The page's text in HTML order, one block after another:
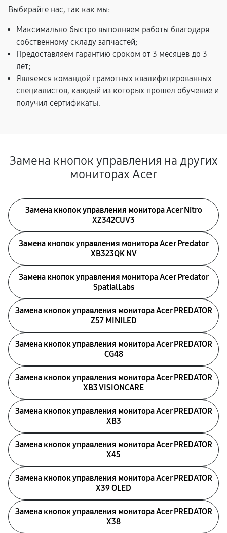
Выбирайте нас, так как мы:
Максимально быстро выполняем работы благодаря
собственному складу запчастей;
Предоставляем гарантию сроком от 3 месяцев до 3
лет;
Являемся командой грамотных квалифицированных
специалистов, каждый из которых прошел обучение и
получил сертификаты.
Замена кнопок управления на других
мониторах Acer
Замена кнопок управления монитора Acer Nitro
XZ342CUV3
Замена кнопок управления монитора Acer Predator
XB323QK NV
Замена кнопок управления монитора Acer Predator
SpatialLabs
Замена кнопок управления монитора Acer PREDATOR
Z57 MINILED
Замена кнопок управления монитора Acer PREDATOR
CG48
Замена кнопок управления монитора Acer PREDATOR
XB3 VISIONCARE
Замена кнопок управления монитора Acer PREDATOR
XB3
Замена кнопок управления монитора Acer PREDATOR
X45
Замена кнопок управления монитора Acer PREDATOR
X39 OLED
Замена кнопок управления монитора Acer PREDATOR
X38